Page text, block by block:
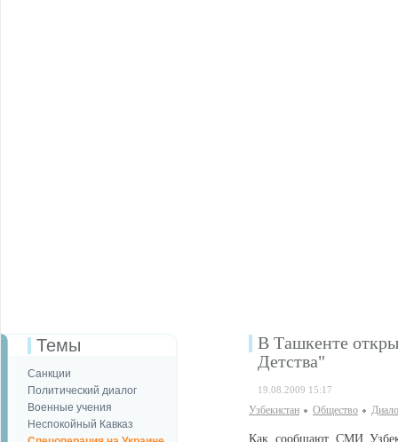
Темы
Санкции
Политический диалог
Военные учения
Неспокойный Кавказ
В Ташкенте
Детства"
19.08.2009 15:17
Узбекистан Общество
Как сообщают СМИ